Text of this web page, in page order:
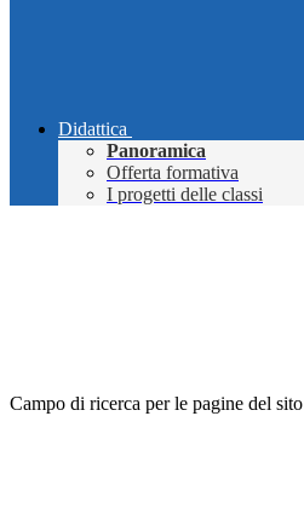
Didattica
Panoramica
Offerta formativa
I progetti delle classi
Campo di ricerca per le pagine del sito